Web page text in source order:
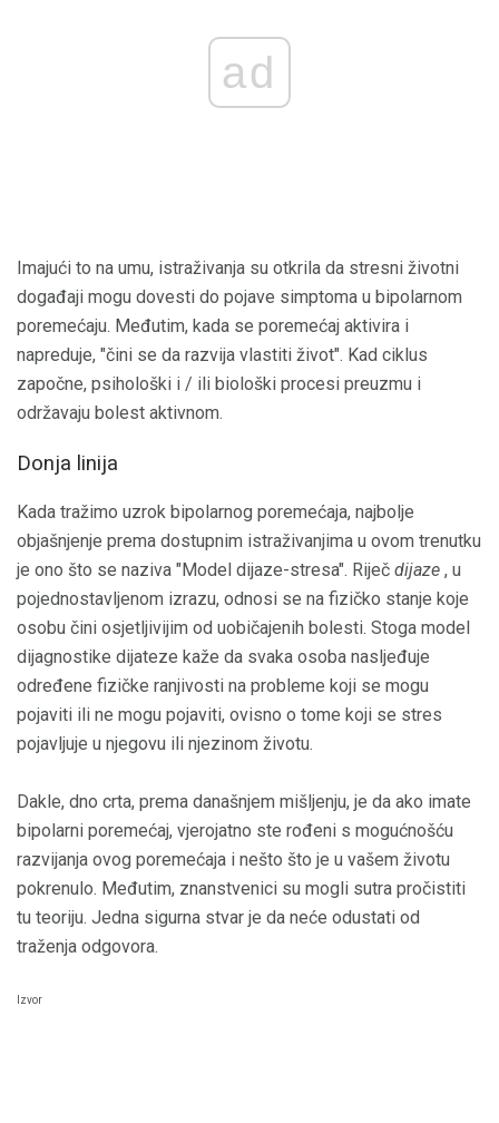
ad
Imajući to na umu, istraživanja su otkrila da stresni životni
događaji mogu dovesti do pojave simptoma u bipolarnom
poremećaju. Međutim, kada se poremećaj aktivira i
napreduje, "čini se da razvija vlastiti život". Kad ciklus
započne, psihološki i / ili biološki procesi preuzmu i
održavaju bolest aktivnom.
Donja linija
Kada tražimo uzrok bipolarnog poremećaja, najbolje
objašnjenje prema dostupnim istraživanjima u ovom trenutku
je ono što se naziva "Model dijaze-stresa". Riječ dijaze , u
pojednostavljenom izrazu, odnosi se na fizičko stanje koje
osobu čini osjetljivijim od uobičajenih bolesti. Stoga model
dijagnostike dijateze kaže da svaka osoba nasljeđuje
određene fizičke ranjivosti na probleme koji se mogu
pojaviti ili ne mogu pojaviti, ovisno o tome koji se stres
pojavljuje u njegovu ili njezinom životu.
Dakle, dno crta, prema današnjem mišljenju, je da ako imate
bipolarni poremećaj, vjerojatno ste rođeni s mogućnošću
razvijanja ovog poremećaja i nešto što je u vašem životu
pokrenulo. Međutim, znanstvenici su mogli sutra pročistiti
tu teoriju. Jedna sigurna stvar je da neće odustati od
traženja odgovora.
Izvor